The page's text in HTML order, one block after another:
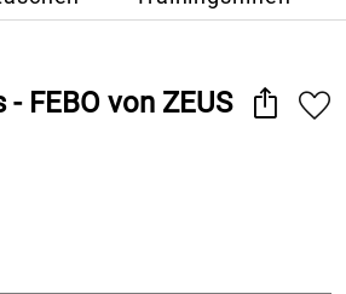
FEBO von ZEUS